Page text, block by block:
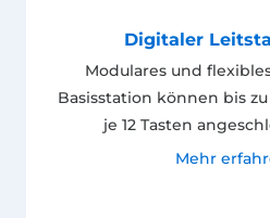
Digitaler
Modulares und
Basisstation können bis
je 12 Tasten
Mehr